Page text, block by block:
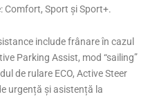
Comfort, Sport și Sport+.
include frânare în cazul
Parking Assist, mod “sailing”
de rulare ECO, Active Steer
urgență și asistență la